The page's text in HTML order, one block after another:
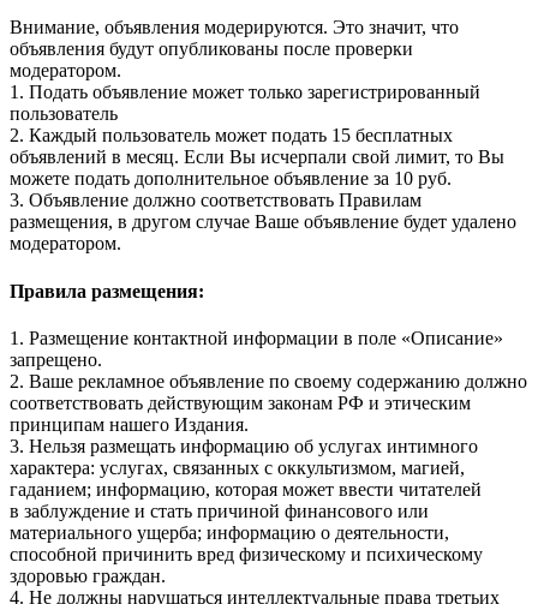
Внимание, объявления модерируются. Это значит, что
объявления будут опубликованы после проверки
модератором.
1. Подать объявление может только зарегистрированный
пользователь
2. Каждый пользователь может подать 15 бесплатных
объявлений в месяц. Если Вы исчерпали свой лимит, то Вы
можете подать дополнительное объявление за 10 руб.
3. Объявление должно соответствовать Правилам
размещения, в другом случае Ваше объявление будет удалено
модератором.
Правила размещения:
1. Размещение контактной информации в поле «Описание»
запрещено.
2. Ваше рекламное объявление по своему содержанию должно
соответствовать действующим законам РФ и этическим
принципам нашего Издания.
3. Нельзя размещать информацию об услугах интимного
характера: услугах, связанных с оккультизмом, магией,
гаданием; информацию, которая может ввести читателей
в заблуждение и стать причиной финансового или
материального ущерба; информацию о деятельности,
способной причинить вред физическому и психическому
здоровью граждан.
4. Не должны нарушаться интеллектуальные права третьих